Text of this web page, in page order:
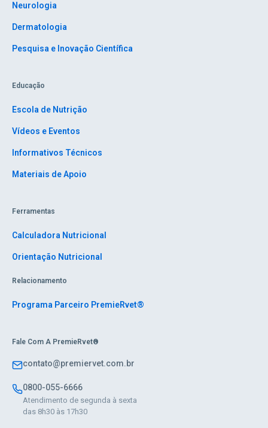
Neurologia
Dermatologia
Pesquisa e Inovação Científica
Educação
Escola de Nutrição
Vídeos e Eventos
Informativos Técnicos
Materiais de Apoio
Ferramentas
Calculadora Nutricional
Orientação Nutricional
Relacionamento
Programa Parceiro PremieRvet®
Fale Com A PremieRvet®
contato@premiervet.com.br
0800-055-6666
Atendimento de segunda à sexta
das 8h30 às 17h30